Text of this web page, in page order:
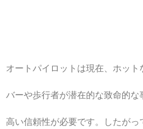
オートパイロットは現在、ホッ
バーや歩行者が潜在的な致命的な
高い信頼性が必要です。したが